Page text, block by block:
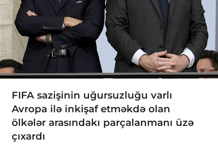
FIFA sazişinin uğursuzluğu varlı
Avropa ilə inkişaf etməkdə olan
ölkələr arasındakı parçalanmanı üzə
çıxardı